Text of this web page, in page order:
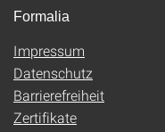
Formalia
Impressum
Datenschutz
Barrierefreiheit
Zertifikate